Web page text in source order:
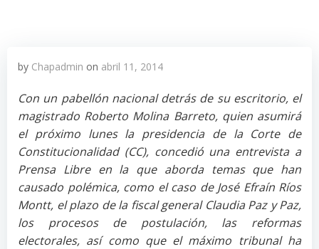
by Chapadmin on abril 11, 2014
Con un pabellón nacional detrás de su escritorio, el
magistrado Roberto Molina Barreto, quien asumirá
el próximo lunes la presidencia de la Corte de
Constitucionalidad (CC), concedió una entrevista a
Prensa Libre en la que aborda temas que han
causado polémica, como el caso de José Efraín Ríos
Montt, el plazo de la fiscal general Claudia Paz y Paz,
los procesos de postulación, las reformas
electorales, así como que el máximo tribunal ha